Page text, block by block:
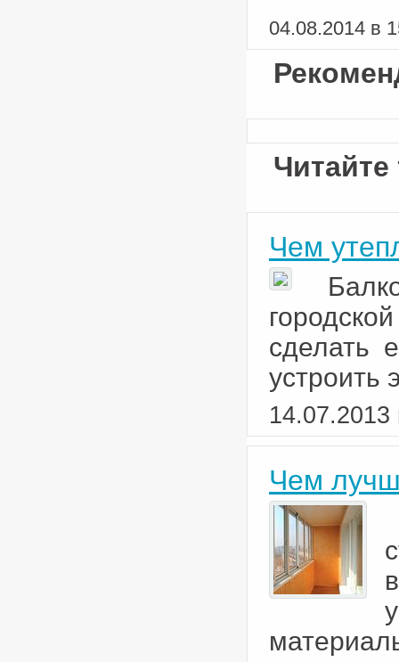
04.08.2014 в
Читайте
Чем
сделать
устроить
14.07.2013
Чем